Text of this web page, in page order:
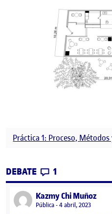
Práctica 1: Proceso,
DEBATE CONTRIBUTIONS
1
Kazmy Chi Muñozsays:
Visibilidad:
Pública 4 abril, 2023